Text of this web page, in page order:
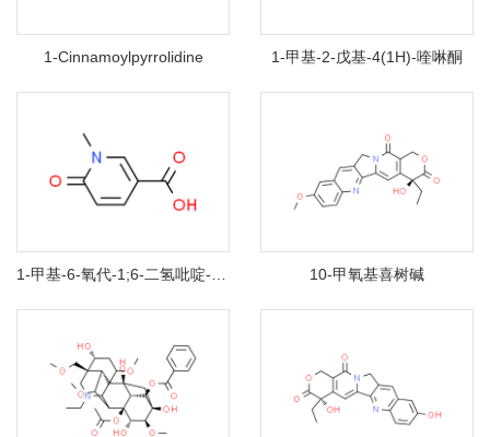
1-Cinnamoylpyrrolidine 1-甲基-2-戊基-4(1H)-喹啉酮
10-甲氧基喜树碱